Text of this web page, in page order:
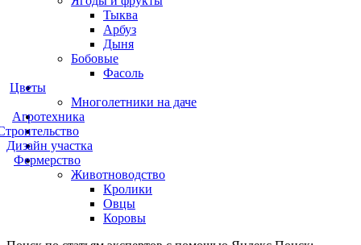
Тыква
Арбуз
Дыня
Бобовые
Фасоль
Цветы
Многолетники на даче
Агротехника
Дизайн участка
Фермерство
Животноводство
Кролики
Овцы
Коровы